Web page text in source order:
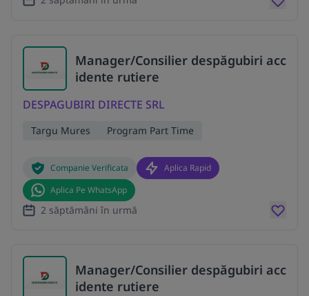
Manager/Consilier despăgubiri acc
idente rutiere
DESPAGUBIRI DIRECTE SRL
Targu Mures Program Part Time
Companie Verificata
Aplica Rapid
Aplica Pe WhatsApp
2 săptămâni în urmă
Manager/Consilier despăgubiri acc
idente rutiere